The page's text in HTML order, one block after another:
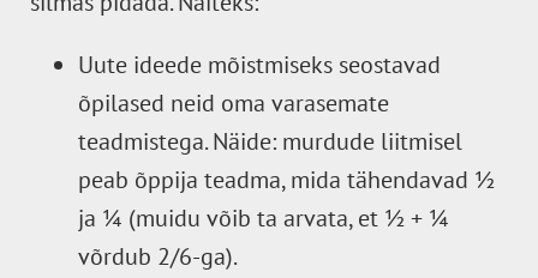
Uute ideede mõistmiseks seostavad
õpilased neid oma varasemate
teadmistega. Näide: murdude liitmisel
peab õppija teadma, mida tähendavad ½
ja ¼ (muidu võib ta arvata, et ½ + ¼
võrdub 2/6-ga).